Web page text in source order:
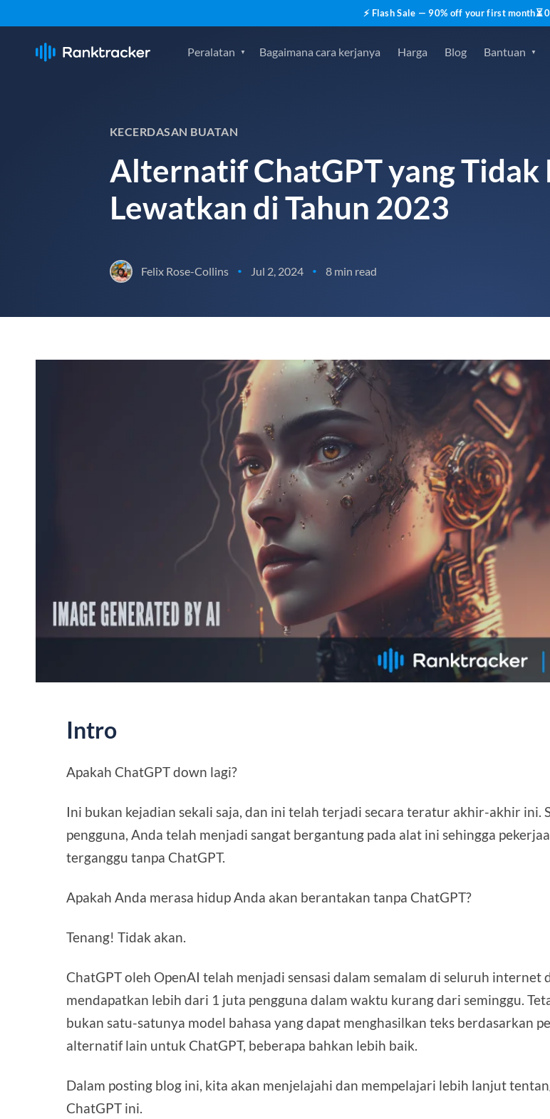
⚡ Flash Sale — 90% off your first month⏳
Peralatan Bagaimana cara kerjanya Harga Blog Bantuan
KECERDASAN BUATAN
Alternatif ChatGPT yang Tidak
Lewatkan di Tahun 2023
Felix Rose-Collins • Jul 2, 2024 • 8 min read
Intro
Apakah ChatGPT down lagi?
Ini bukan kejadian sekali saja, dan ini telah terjadi secara teratur akhir-akhir ini.
pengguna, Anda telah menjadi sangat bergantung pada alat ini sehingga
terganggu tanpa ChatGPT.
Apakah Anda merasa hidup Anda akan berantakan tanpa ChatGPT?
Tenang! Tidak akan.
ChatGPT oleh OpenAI telah menjadi sensasi dalam semalam di seluruh internet
mendapatkan lebih dari 1 juta pengguna dalam waktu kurang dari seminggu.
bukan satu-satunya model bahasa yang dapat menghasilkan teks berdasarkan
alternatif lain untuk ChatGPT, beberapa bahkan lebih baik.
Dalam posting blog ini, kita akan menjelajahi dan mempelajari lebih lanjut
ChatGPT ini.